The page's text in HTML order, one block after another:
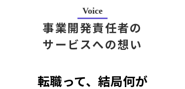
事業開発特化サービス
HelloBossAgent
\ LINE登録でカンタン/
無料でLINE相談
Voice
事業開発責任者の
サービスへの想い
転職って、結局何が